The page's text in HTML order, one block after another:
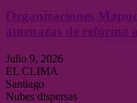
Organizaciones
amenazas de reforma
Julio 9, 2026
EL CLIMA
Santiago
Nubes dispersas